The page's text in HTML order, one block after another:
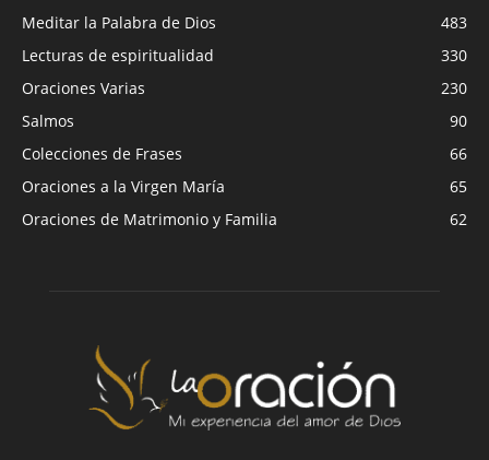
Meditar la Palabra de Dios
483
Lecturas de espiritualidad
330
Oraciones Varias
230
Salmos
90
Colecciones de Frases
66
Oraciones a la Virgen María
65
Oraciones de Matrimonio y Familia
62